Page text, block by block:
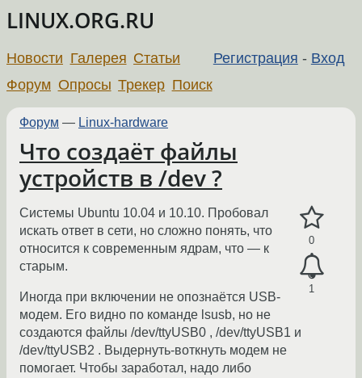
LINUX.ORG.RU
Регистрация - Вход
Новости Галерея Статьи
Форум Опросы Трекер Поиск
Форум — Linux-hardware
Что создаёт файлы
устройств в /dev ?
0
1
Системы Ubuntu 10.04 и 10.10. Пробовал
искать ответ в сети, но сложно понять, что
относится к современным ядрам, что — к
старым.
Иногда при включении не опознаётся USB-
модем. Его видно по команде lsusb, но не
создаются файлы /dev/ttyUSB0 , /dev/ttyUSB1 и
/dev/ttyUSB2 . Выдернуть-воткнуть модем не
помогает. Чтобы заработал, надо либо